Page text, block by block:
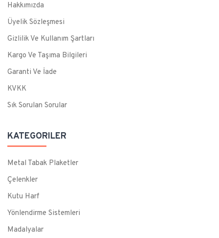
Hakkımızda
Üyelik Sözleşmesi
Gizlilik Ve Kullanım Şartları
Kargo Ve Taşıma Bilgileri
Garanti Ve İade
KVKK
Sık Sorulan Sorular
KATEGORILER
Metal Tabak Plaketler
Çelenkler
Kutu Harf
Yönlendirme Sistemleri
Madalyalar